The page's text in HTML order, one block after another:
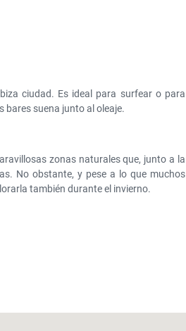
ciudad. Es ideal para surfear o para
bares suena junto al oleaje.
zonas naturales que, junto a la
No obstante, y pese a lo que muchos
también durante el invierno.